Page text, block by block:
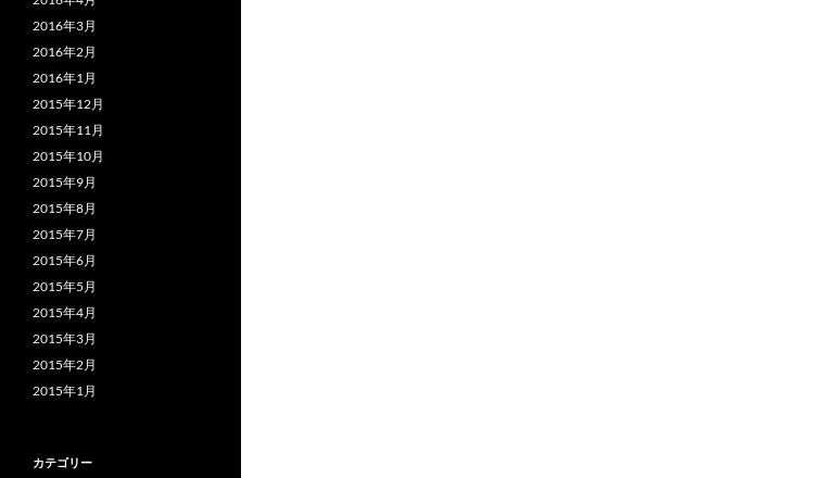
2016年3月
2016年2月
2016年1月
2015年12月
2015年11月
2015年10月
2015年9月
2015年8月
2015年7月
2015年6月
2015年5月
2015年4月
2015年3月
2015年2月
2015年1月
カテゴリー